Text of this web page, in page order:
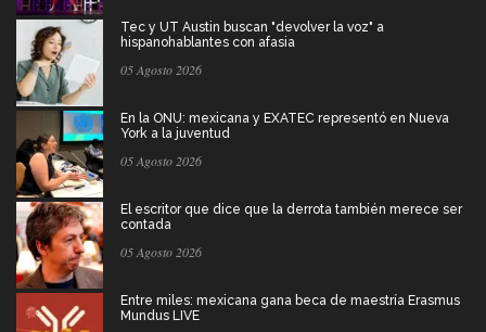
Tec y UT Austin buscan "devolver la voz" a
hispanohablantes con afasia
05 Agosto 2026
En la ONU: mexicana y EXATEC representó en Nueva
York a la juventud
05 Agosto 2026
El escritor que dice que la derrota también merece ser
contada
05 Agosto 2026
Entre miles: mexicana gana beca de maestría Erasmus
Mundus LIVE